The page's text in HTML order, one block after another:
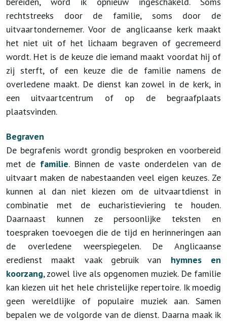
rechtstreeks door de familie, soms door de
uitvaartondernemer. Voor de anglicaanse kerk maakt
het niet uit of het lichaam begraven of gecremeerd
wordt. Het is de keuze die iemand maakt voordat hij of
zij sterft, of een keuze die de familie namens de
overledene maakt. De dienst kan zowel in de kerk, in
een uitvaartcentrum of op de begraafplaats
plaatsvinden.
Begraven
De begrafenis wordt grondig besproken en voorbereid
met de familie. Binnen de vaste onderdelen van de
uitvaart maken de nabestaanden veel eigen keuzes. Ze
kunnen al dan niet kiezen om de uitvaartdienst in
combinatie met de eucharistieviering te houden.
Daarnaast kunnen ze persoonlijke teksten en
toespraken toevoegen die de tijd en herinneringen aan
de overledene weerspiegelen. De Anglicaanse
eredienst maakt vaak gebruik van hymnes en
koorzang, zowel live als opgenomen muziek. De familie
kan kiezen uit het hele christelijke repertoire. Ik moedig
geen wereldlijke of populaire muziek aan. Samen
bepalen we de volgorde van de dienst. Daarna maak ik